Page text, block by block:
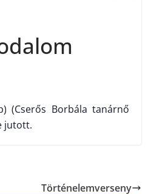
(Cserős Borbála tanárnő
jutott.
Történelemverseny